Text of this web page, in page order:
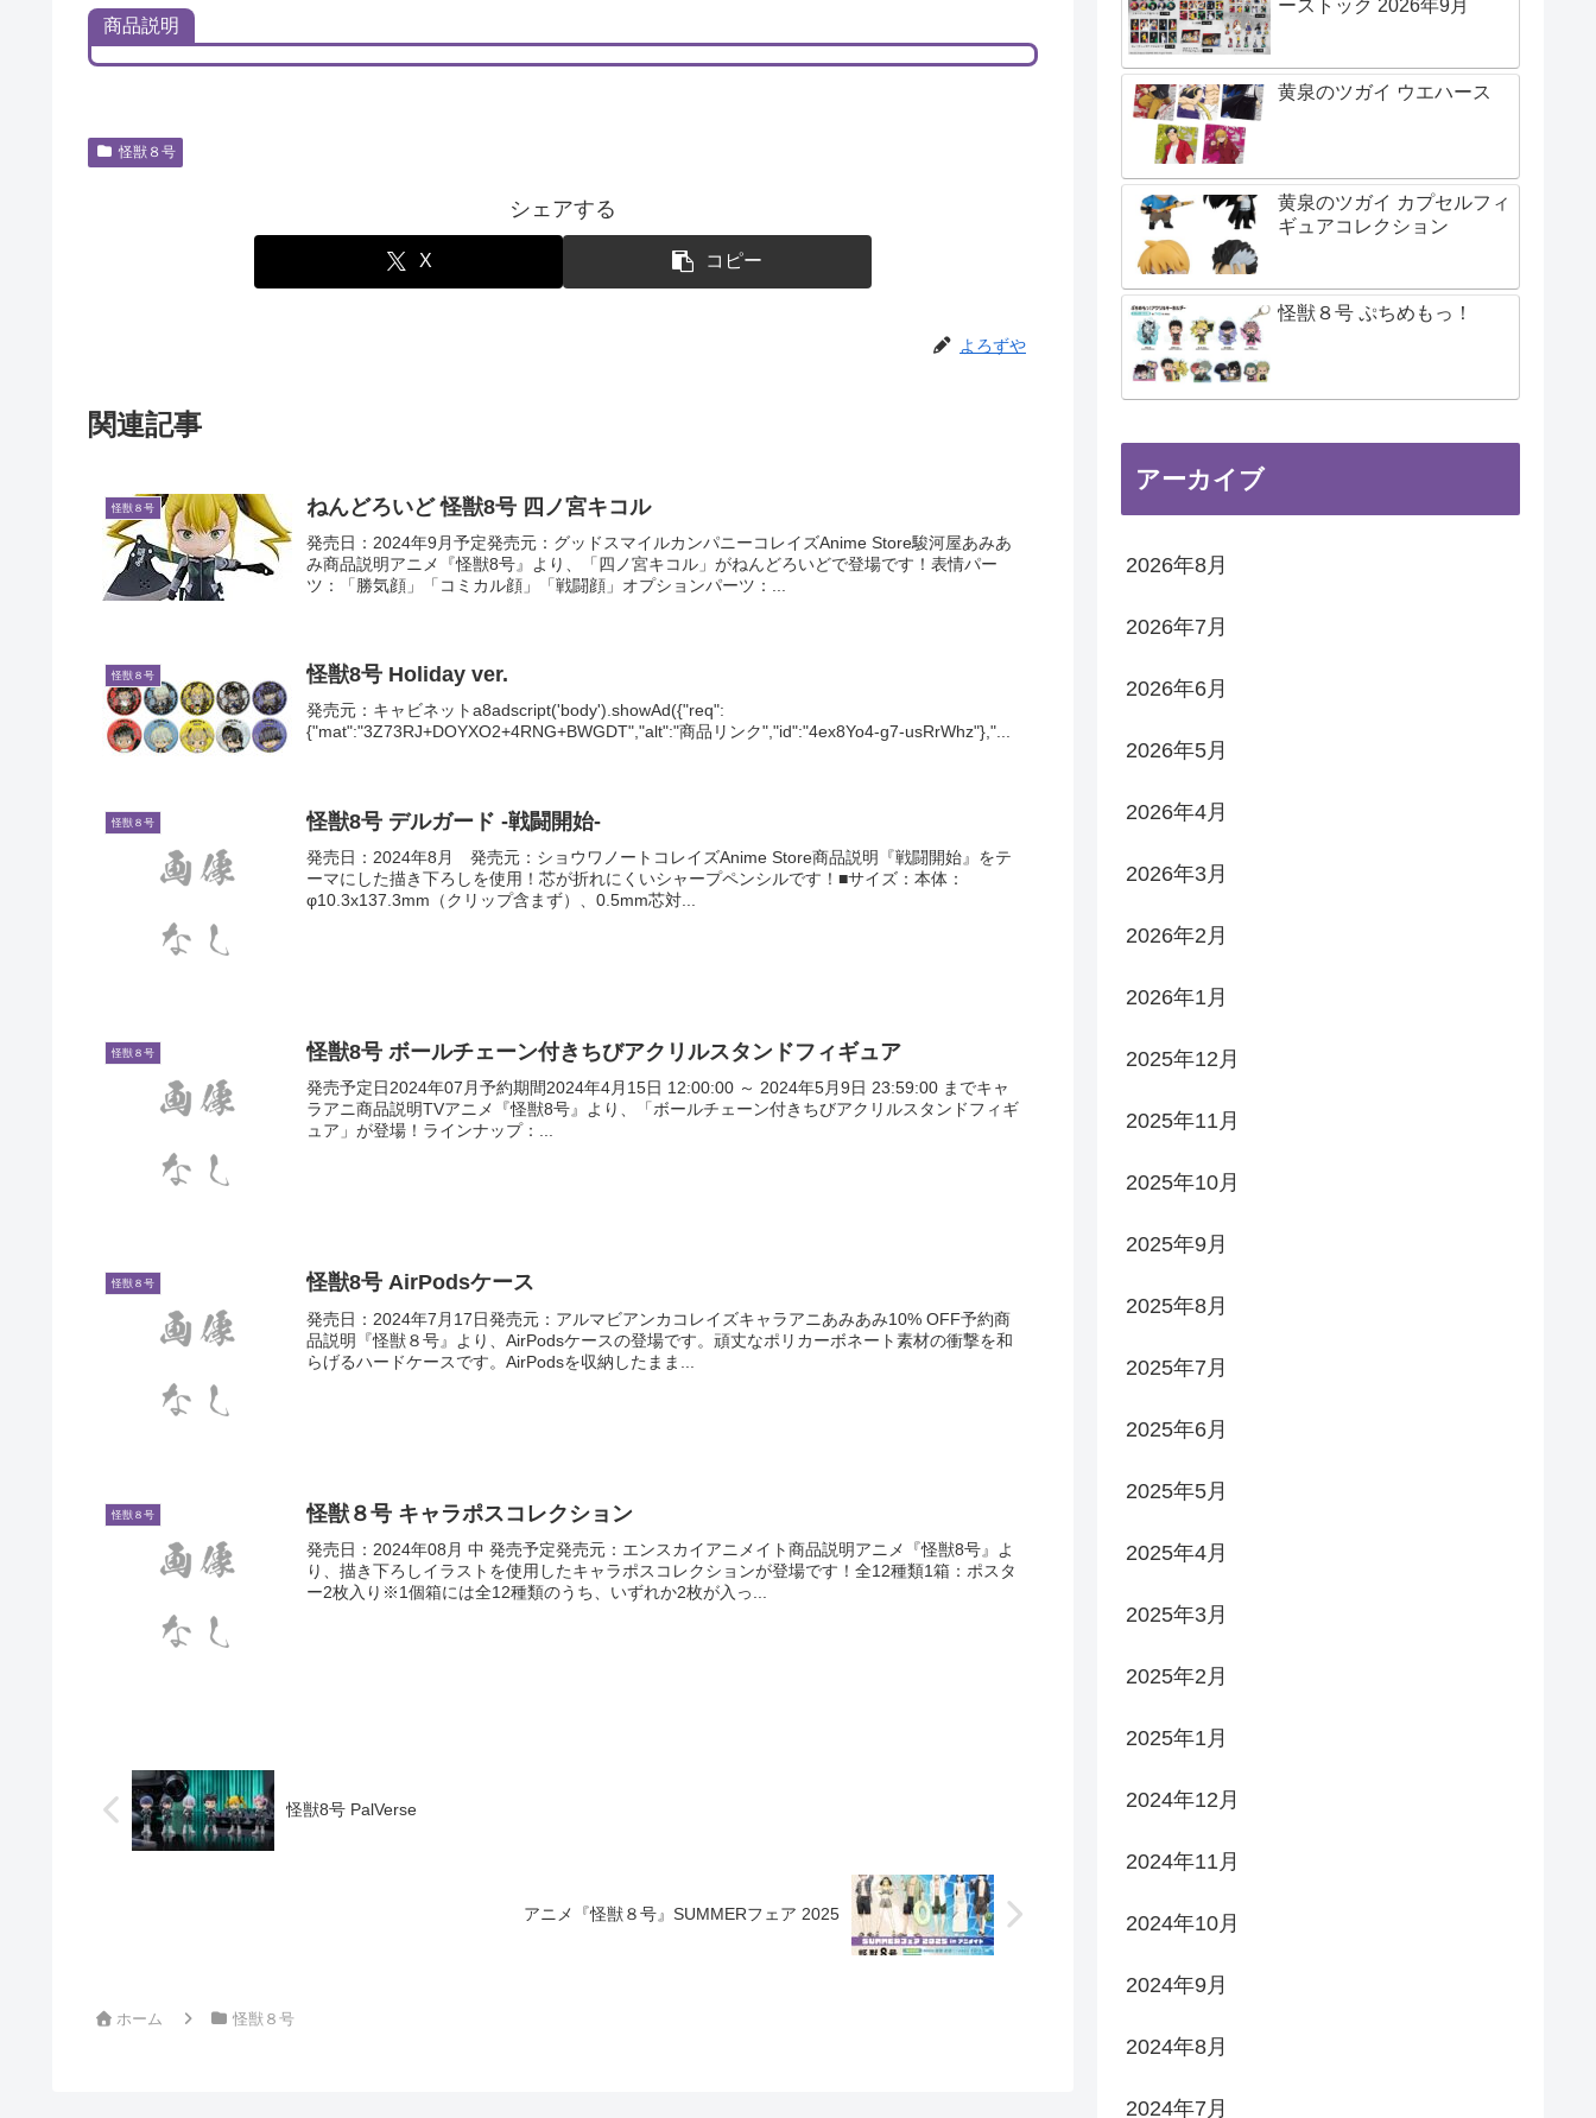
商品説明
怪獣８号
シェアする
X コピー
よろずや
関連記事
怪獣８号 ねんどろいど 怪獣8号 四ノ宮キコル
発売日：2024年9月予定発売元：グッドスマイルカンパニーコレイズAnime Store駿河屋あみあ
み商品説明アニメ『怪獣8号』より、「四ノ宮キコル」がねんどろいどで登場です！表情パー
ツ：「勝気顔」「コミカル顔」「戦闘顔」オプションパーツ：...
怪獣８号 怪獣8号 Holiday ver.
発売元：キャビネットa8adscript('body').showAd({"req":
{"mat":"3Z73RJ+DOYXO2+4RNG+BWGDT","alt":"商品リンク","id":"4ex8Yo4-g7-usRrWhz"},"...
怪獣８号 怪獣8号 デルガード -戦闘開始-
発売日：2024年8月 発売元：ショウワノートコレイズAnime Store商品説明『戦闘開始』をテ
ーマにした描き下ろしを使用！芯が折れにくいシャープペンシルです！■サイズ：本体：
φ10.3x137.3mm（クリップ含まず）、0.5mm芯対...
怪獣８号 怪獣8号 ボールチェーン付きちびアクリルスタンドフィギュア
発売予定日2024年07月予約期間2024年4月15日 12:00:00 ～ 2024年5月9日 23:59:00 までキャ
ラアニ商品説明TVアニメ『怪獣8号』より、「ボールチェーン付きちびアクリルスタンドフィギ
ュア」が登場！ラインナップ：...
怪獣８号 怪獣8号 AirPodsケース
発売日：2024年7月17日発売元：アルマビアンカコレイズキャラアニあみあみ10% OFF予約商
品説明『怪獣８号』より、AirPodsケースの登場です。頑丈なポリカーボネート素材の衝撃を和
らげるハードケースです。AirPodsを収納したまま...
怪獣８号 怪獣８号 キャラポスコレクション
発売日：2024年08月 中 発売予定発売元：エンスカイアニメイト商品説明アニメ『怪獣8号』よ
り、描き下ろしイラストを使用したキャラポスコレクションが登場です！全12種類1箱：ポスタ
ー2枚入り※1個箱には全12種類のうち、いずれか2枚が入っ...
怪獣8号 PalVerse
アニメ『怪獣８号』SUMMERフェア 2025
ホーム 怪獣８号
ーストック 2026年9月
黄泉のツガイ ウエハース
黄泉のツガイ カプセルフィ
ギュアコレクション
怪獣８号 ぷちめもっ！
アーカイブ
2026年8月
2026年7月
2026年6月
2026年5月
2026年4月
2026年3月
2026年2月
2026年1月
2025年12月
2025年11月
2025年10月
2025年9月
2025年8月
2025年7月
2025年6月
2025年5月
2025年4月
2025年3月
2025年2月
2025年1月
2024年12月
2024年11月
2024年10月
2024年9月
2024年8月
2024年7月